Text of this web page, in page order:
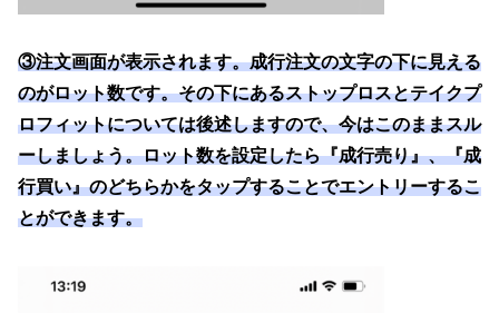
③注文画面が表示されます。成行注文の文字の下に見える
のがロット数です。その下にあるストップロスとテイクプ
ロフィットについては後述しますので、今はこのままスル
ーしましょう。ロット数を設定したら『成行売り』、『成
行買い』のどちらかをタップすることでエントリーするこ
とができます。